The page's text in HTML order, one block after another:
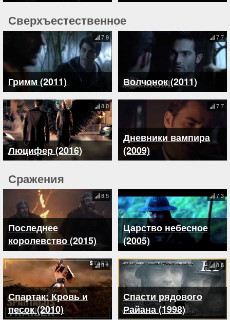
Сверхъестественное
Гримм (2011)
7.9
Волчонок (2011)
7.7
Люцифер (2016)
8.0
Дневники вампира
(2009)
7.7
Сражения
Последнее
королевство (2015)
8.5
Царство небесное
(2005)
7.3
Спартак: Кровь и
песок (2010)
8.4
Спасти рядового
Райана (1998)
8.6